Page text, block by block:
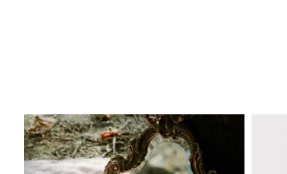
Vi skall ha loppis!